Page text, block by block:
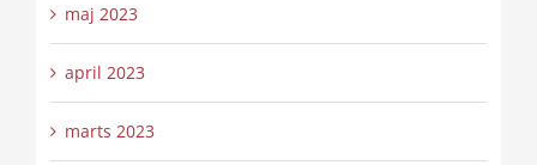
maj 2023
april 2023
marts 2023